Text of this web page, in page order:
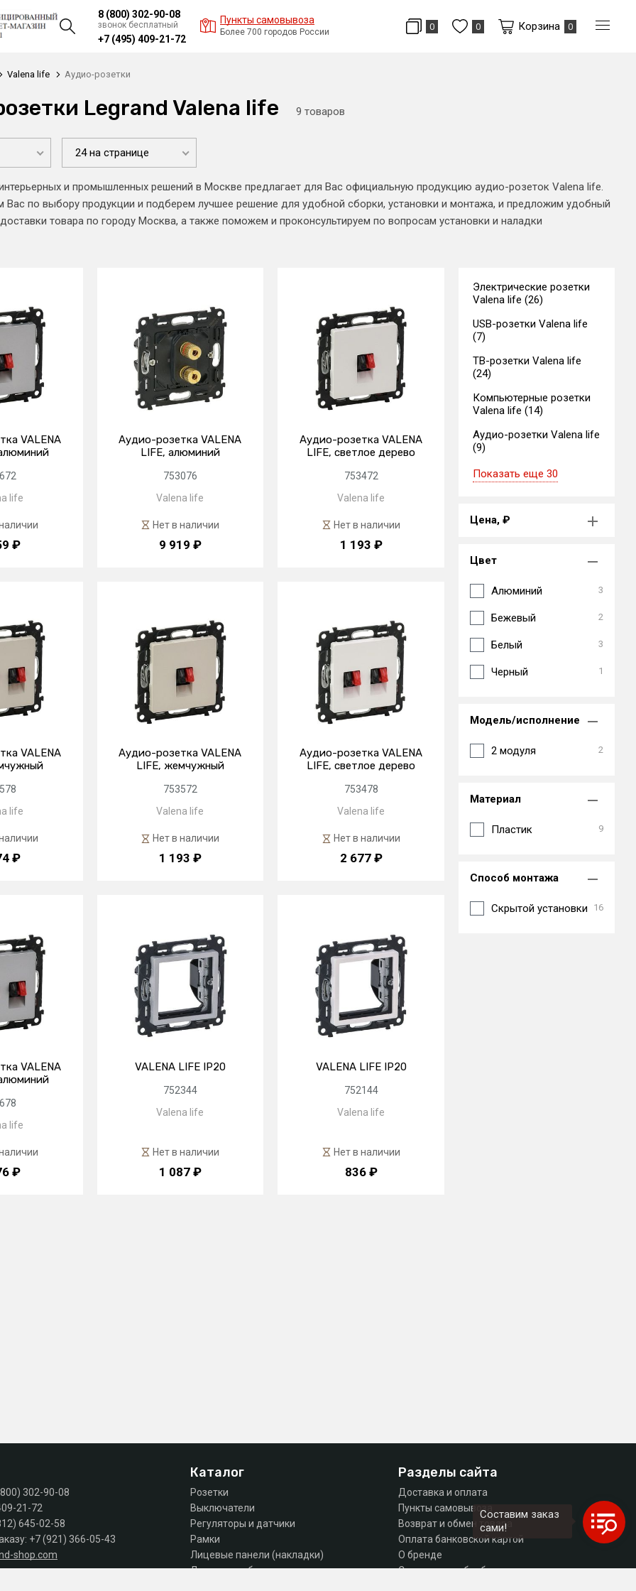
8 (800) 302-90-08
звонок бесплатный
+7 (495) 409-21-72
Пункты самовывоза
Более 700 городов России
0 0 Корзина 0
Valena life Аудио-розетки
Legrand Valena life 9 товаров
24 на странице
и промышленных решений в Москве предлагает для Вас официальную продукцию аудио-розеток Valena life.
Вас по выбору продукции и подберем лучшее решение для удобной сборки, установки и монтажа, и предложим удобный
товара по городу Москва, а также поможем и проконсультируем по вопросам установки и наладки
VALENA
life
₽
Аудио-розетка VALENA
LIFE, алюминий
753076
Valena life
Нет в наличии
9 919 ₽
Аудио-розетка VALENA
LIFE, светлое дерево
753472
Valena life
Нет в наличии
1 193 ₽
VALENA
life
₽
Аудио-розетка VALENA
LIFE, жемчужный
753572
Valena life
Нет в наличии
1 193 ₽
Аудио-розетка VALENA
LIFE, светлое дерево
753478
Valena life
Нет в наличии
2 677 ₽
VALENA
life
₽
VALENA LIFE IP20
752344
Valena life
Нет в наличии
1 087 ₽
VALENA LIFE IP20
752144
Valena life
Нет в наличии
836 ₽
Электрические розетки
Valena life (26)
USB-розетки Valena life
(7)
ТВ-розетки Valena life
(24)
Компьютерные розетки
Valena life (14)
Аудио-розетки Valena life
(9)
Показать еще 30
Цена, ₽
Цвет
Алюминий 3
Бежевый 2
Белый 3
Черный 1
Модель/исполнение
2 модуля 2
Материал
Пластик 9
Способ монтажа
Скрытой установки 16
302-90-08
21-72
645-02-58
+7 (921) 366-05-43
shop.com
Каталог
Розетки
Выключатели
Регуляторы и датчики
Рамки
Лицевые панели (накладки)
Лючки, коробки, комплектующие
Разделы сайта
Доставка и оплата
Пункты самовывоза
Возврат и обмен товара
Оплата банковской картой
О бренде
Согласие на обработку персональных данных
Составим заказ
сами!